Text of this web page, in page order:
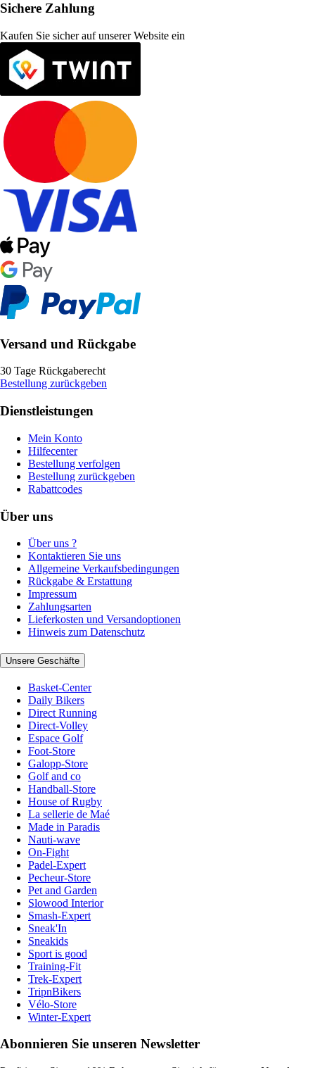
Sichere Zahlung
Kaufen Sie sicher auf unserer Website ein
Versand und Rückgabe
30 Tage Rückgaberecht
Bestellung zurückgeben
Dienstleistungen
Mein Konto
Hilfecenter
Bestellung verfolgen
Bestellung zurückgeben
Rabattcodes
Über uns
Über uns ?
Kontaktieren Sie uns
Allgemeine Verkaufsbedingungen
Rückgabe & Erstattung
Impressum
Zahlungsarten
Lieferkosten und Versandoptionen
Hinweis zum Datenschutz
Unsere Geschäfte
Basket-Center
Daily Bikers
Direct Running
Direct-Volley
Espace Golf
Foot-Store
Galopp-Store
Golf and co
Handball-Store
House of Rugby
La sellerie de Maé
Made in Paradis
Nauti-wave
On-Fight
Padel-Expert
Pecheur-Store
Pet and Garden
Slowood Interior
Smash-Expert
Sneak'In
Sneakids
Sport is good
Training-Fit
Trek-Expert
TripnBikers
Vélo-Store
Winter-Expert
Abonnieren Sie unseren Newsletter